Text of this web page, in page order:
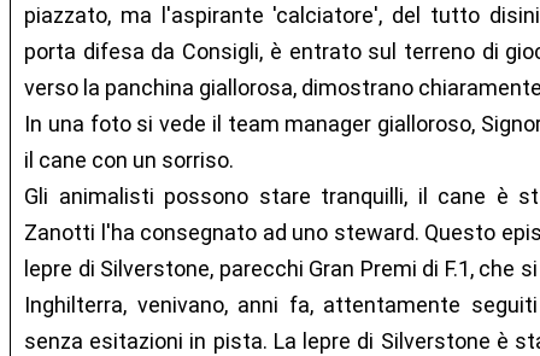
piazzato, ma l'aspirante 'calciatore', del tutto
porta difesa da Consigli, è entrato sul terreno di
verso la panchina giallorosa, dimostrano
In una foto si vede il team manager gialloroso,
il cane con un sorriso.
Gli animalisti possono stare tranquilli, il cane è
Zanotti l'ha consegnato ad uno steward. Questo
lepre di Silverstone, parecchi Gran Premi di F.1, che
Inghilterra, venivano, anni fa, attentamente
senza esitazioni in pista. La lepre di Silverstone è